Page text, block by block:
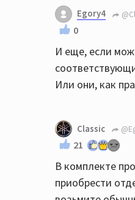
Egory4
0
И еще, если
Или они, как
Classic
21
В комплекте
приобрести